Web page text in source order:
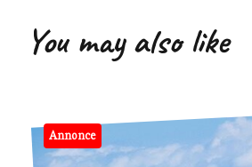
You may also like
Annonce